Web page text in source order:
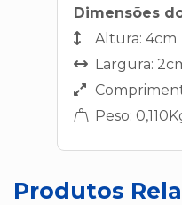
Dimensões
Altura: 4cm
Largura:
Peso:
Produtos